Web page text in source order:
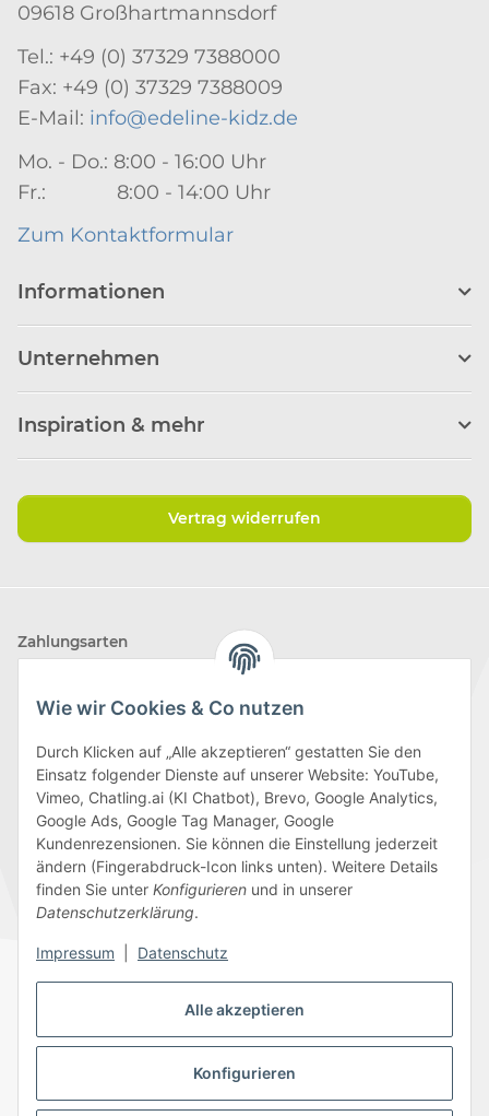
Alle akzeptieren
Konfigurieren
Wie wir Cookies & Co nutzen
Durch Klicken auf „Alle akzeptieren“ gestatten Sie den
Einsatz folgender Dienste auf unserer Website: YouTube,
Vimeo, Chatling.ai (KI Chatbot), Brevo, Google Analytics,
Google Ads, Google Tag Manager, Google
Kundenrezensionen. Sie können die Einstellung jederzeit
ändern (Fingerabdruck-Icon links unten). Weitere Details
finden Sie unter Konfigurieren und in unserer
Datenschutzerklärung.
Impressum Datenschutz
09618 Großhartmannsdorf
Tel.: +49 (0) 37329 7388000
Fax: +49 (0) 37329 7388009
E-Mail: info@edeline-kidz.de
Mo. - Do.: 8:00 - 16:00 Uhr
Fr.: 8:00 - 14:00 Uhr
Zum Kontaktformular
Informationen
Unternehmen
Inspiration & mehr
Vertrag widerrufen
Zahlungsarten
Wir versenden mit
Folge uns
DatenschutzAGBSitemapImpressum
BatteriegesetzhinweiseWiderrufsrecht